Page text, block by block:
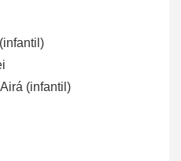
(infantil)